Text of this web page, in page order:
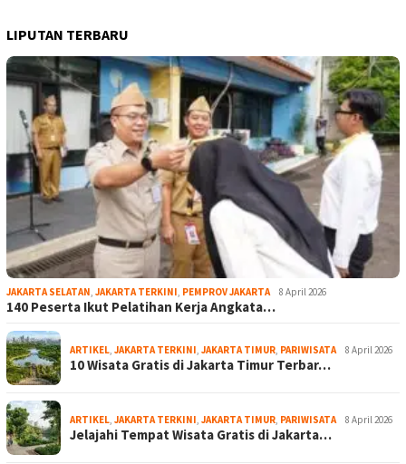
LIPUTAN TERBARU
JAKARTA SELATAN, JAKARTA TERKINI, PEMPROV JAKARTA 8 April 2026
140 Peserta Ikut Pelatihan Kerja Angkata…
ARTIKEL, JAKARTA TERKINI, JAKARTA TIMUR, PARIWISATA 8 April 2026
10 Wisata Gratis di Jakarta Timur Terbar…
ARTIKEL, JAKARTA TERKINI, JAKARTA TIMUR, PARIWISATA 8 April 2026
Jelajahi Tempat Wisata Gratis di Jakarta…